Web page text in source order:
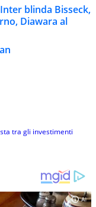
blinda Bisseck,
Diawara al
tra gli investimenti